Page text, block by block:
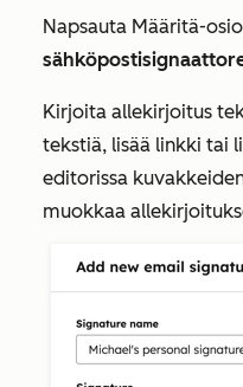
Napsauta Määritä-
Kirjoita allekirjoitus
tekstiä, lisää linkki tai
editorissa
muokkaa